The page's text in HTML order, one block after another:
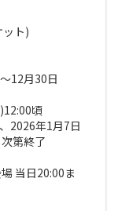
ト)
12月30日
頃
2026年1月7日
第終了
当日20:00ま